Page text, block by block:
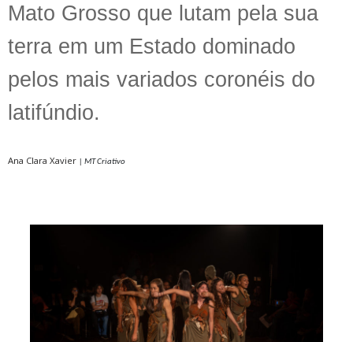
Mato Grosso que lutam pela sua
terra em um Estado dominado
pelos mais variados coronéis do
latifúndio.
Ana Clara Xavier | MT Criativo